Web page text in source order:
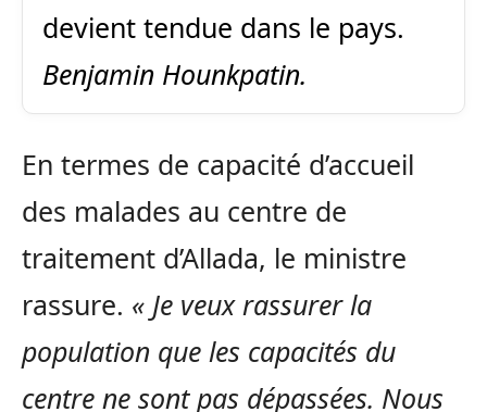
devient tendue dans le pays.
Benjamin Hounkpatin.
En termes de capacité d’accueil
des malades au centre de
traitement d’Allada, le ministre
rassure. « Je veux rassurer la
population que les capacités du
centre ne sont pas dépassées. Nous